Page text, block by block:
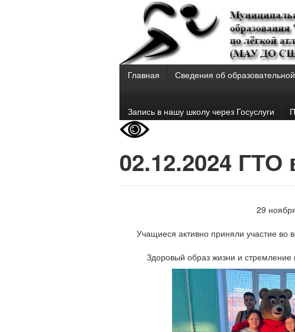
Главная Сведения об
Запись в нашу школу через Госуслуги
02.12.2024
29
Учащиеся активно приняли участие во
Здоровый образ жизни и